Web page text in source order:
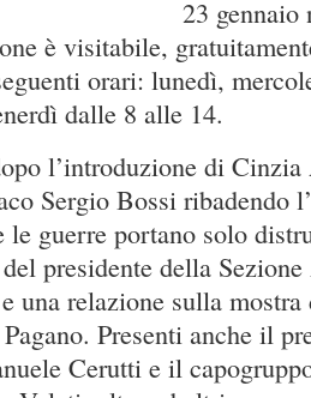
23 gennaio
è visitabile,
orari: lunedì,
dalle 8 alle 14.
l’introduzione di
Sergio Bossi ribadendo
le guerre portano solo
presidente della
una relazione sulla
Presenti anche il
Cerutti e il